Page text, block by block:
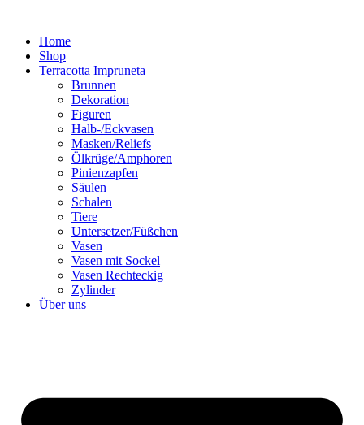
springenHome
Shop
Terracotta Impruneta
Brunnen
Dekoration
Figuren
Halb-/Eckvasen
Masken/Reliefs
Ölkrüge/Amphoren
Pinienzapfen
Säulen
Schalen
Tiere
Untersetzer/Füßchen
Vasen
Vasen mit Sockel
Vasen Rechteckig
Zylinder
Über uns